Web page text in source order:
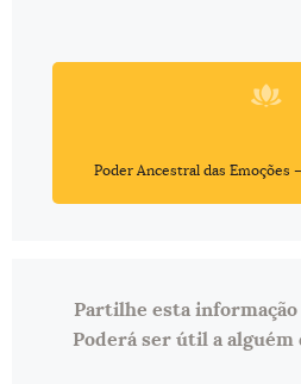
Poder Ancestral das Emoções
Partilhe esta
Poderá ser útil a alguém